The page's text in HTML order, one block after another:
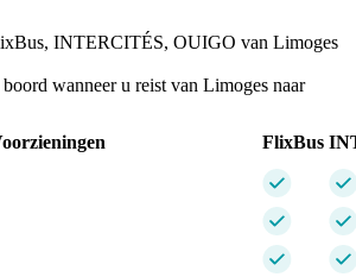
INTERCITÉS, OUIGO van Limoges
wanneer u reist van Limoges naar
FlixBus